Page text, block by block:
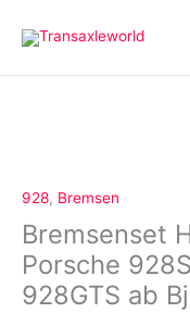
Inhalt
928, Bremsen
Bremsenset
Porsche
928GTS ab
928S
928S4
928GT
928GTS
ab